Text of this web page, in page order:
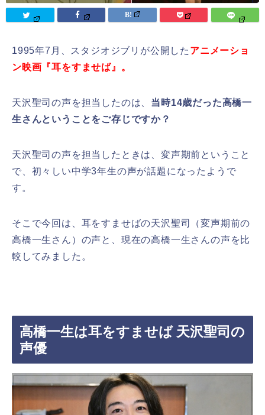
1995年7月、スタジオジブリが公開した アニメーショ
ン映画『耳をすませば』。
天沢聖司の声を担当したのは、 当時14歳だった高橋一
生さんということをご存じですか？
天沢聖司の声を担当したときは、変声期前ということ
で、初々しい中学3年生の声が話題になったようで
す。
そこで今回は、耳をすませばの天沢聖司（変声期前の
高橋一生さん）の声と、現在の高橋一生さんの声を比
較してみました。
高橋一生は耳をすませば 天沢聖司の
声優